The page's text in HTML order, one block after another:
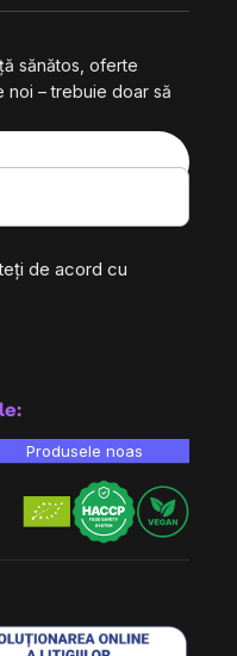
sănătos, oferte
noi – trebuie doar să
de acord cu
Produsele noastre sunt